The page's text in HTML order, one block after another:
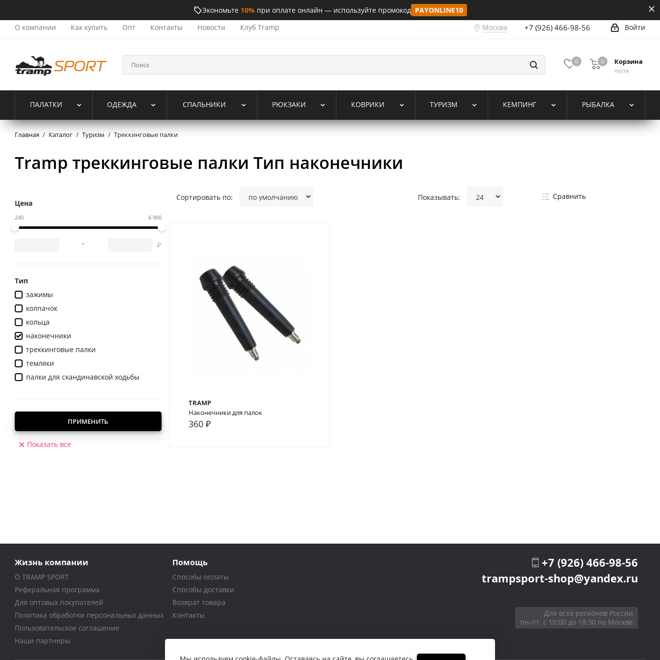
Экономьте 10%при оплате онлайн — используйте промокод PAYONLINE10
О компании
Как купить Опт Контакты Новости Клуб Tramp Москва Войти
+7 (926) 466-98-56
0 Корзина
пуста
0
ПАЛАТКИ ОДЕЖДА СПАЛЬНИКИ РЮКЗАКИ КОВРИКИ ТУРИЗМ КЕМПИНГ РЫБАЛКА
Главная / Каталог / Туризм / Треккинговые палки
Tramp треккинговые палки Тип наконечники
Цена
240 6 900
-
Тип
зажимы
колпачок
кольца
наконечники
треккинговые палки
темляки
палки для скандинавской ходьбы
ПРИМЕНИТЬ
Показать все
Сортировать по: Показывать: Сравнить
TRAMP
Наконечники для палок
360 ₽В сравнение
Жизнь компании
О TRAMP SPORT
Реферальная программа
Для оптовых покупателей
Политика обработки персональных данных
Пользовательское соглашение
Наши партнеры
Помощь
Способы оплаты
Способы доставки
Возврат товара
Контакты
+7 (926) 466-98-56
trampsport-shop@yandex.ru
Для всех регионов России
пн-пт: с 10:00 до 18:30 по Москве